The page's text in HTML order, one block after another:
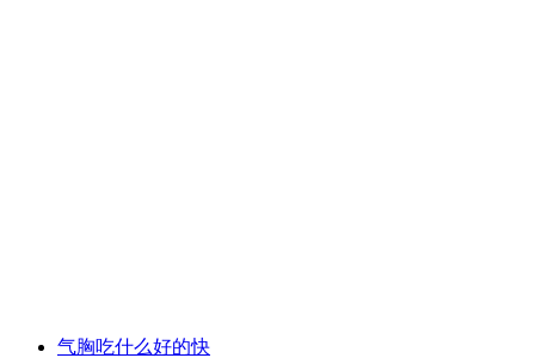
气胸吃什么好的快